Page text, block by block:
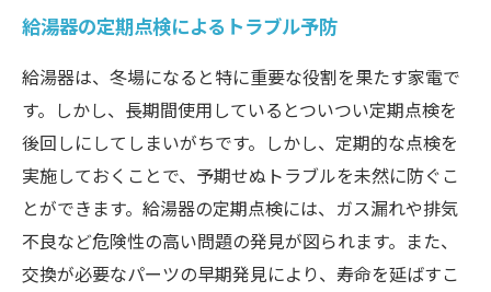
給湯器の定期点検によるトラブル予防
給湯器は、冬場になると特に重要な役割を果たす家電で
す。しかし、長期間使用しているとついつい定期点検を
後回しにしてしまいがちです。しかし、定期的な点検を
実施しておくことで、予期せぬトラブルを未然に防ぐこ
とができます。給湯器の定期点検には、ガス漏れや排気
不良など危険性の高い問題の発見が図られます。また、
交換が必要なパーツの早期発見により、寿命を延ばすこ